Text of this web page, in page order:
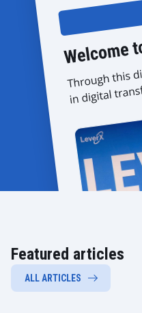
Featured articles
ALL ARTICLES